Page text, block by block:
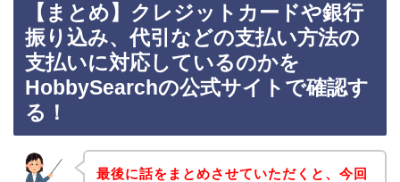
【まとめ】クレジットカードや銀行
振り込み、代引などの支払い方法の
支払いに対応しているのかを
HobbySearchの公式サイトで確認す
る！
最後に話をまとめさせていただくと、今回